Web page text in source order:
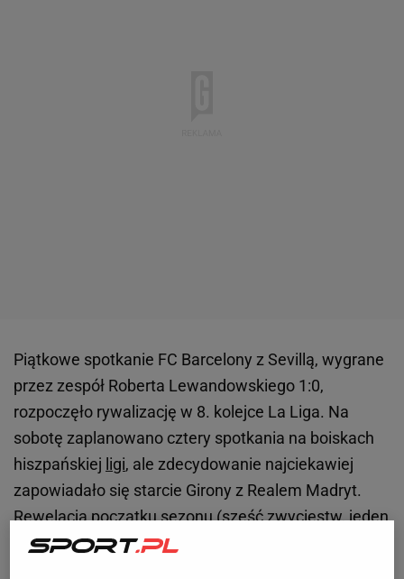
Piątkowe spotkanie FC Barcelony z Sevillą, wygrane
przez zespół Roberta Lewandowskiego 1:0,
rozpoczęło rywalizację w 8. kolejce La Liga. Na
sobotę zaplanowano cztery spotkania na boiskach
hiszpańskiej ligi, ale zdecydowanie najciekawiej
zapowiadało się starcie Girony z Realem Madryt.
Rewelacja początku sezonu (sześć zwycięstw, jeden
remis) celowała w utrzymanie prowadzenia w tabeli,